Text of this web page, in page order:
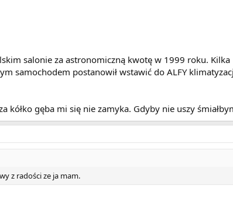
salonie za astronomiczną kwotę w 1999 roku.
samochodem postanowił wstawić do ALFY
kółko gęba mi się nie zamyka. Gdyby nie uszy
z radości ze ja mam.